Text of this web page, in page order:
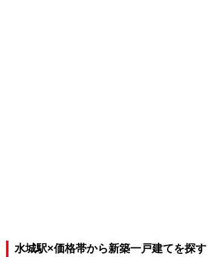
水城駅×価格帯から新築一戸建てを探す